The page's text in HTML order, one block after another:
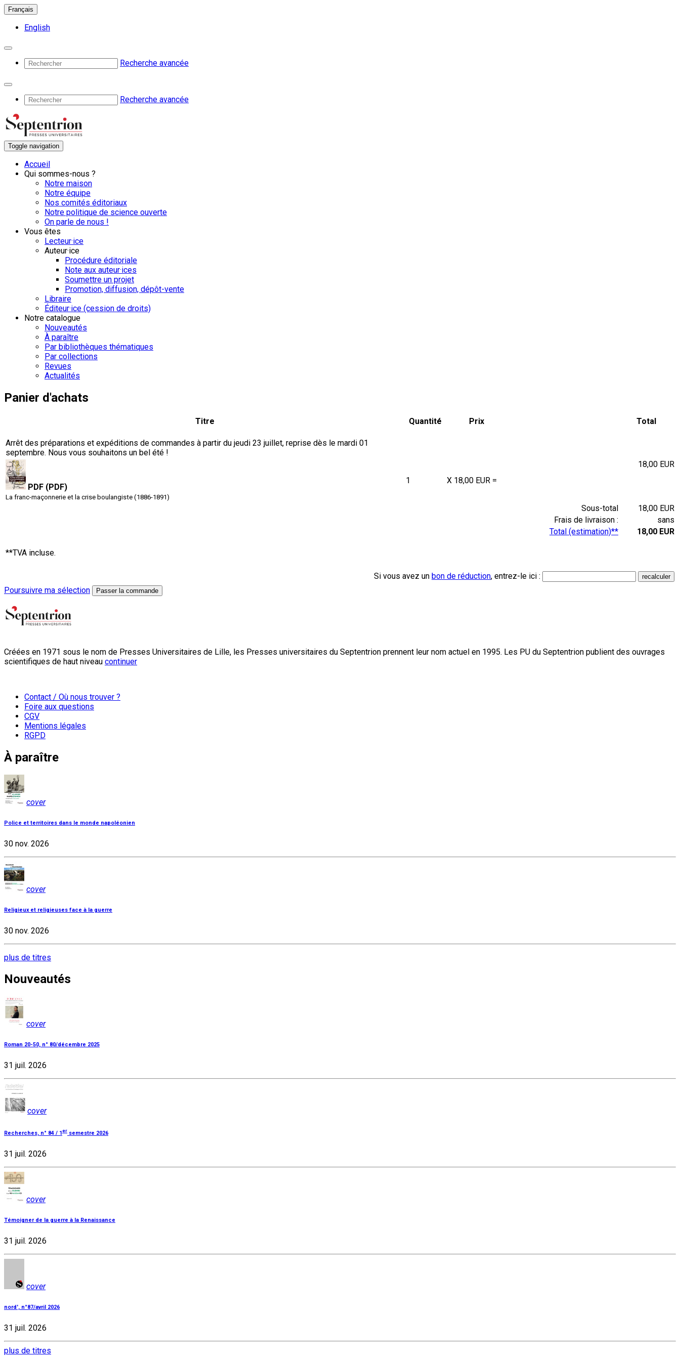
Français
English
Recherche avancée
Recherche avancée
Toggle navigation
Accueil
Qui sommes-nous ?
Notre maison
Notre équipe
Nos comités éditoriaux
Notre politique de science ouverte
On parle de nous !
Vous êtes
Lecteur·ice
Auteur·ice
Procédure éditoriale
Note aux auteur·ices
Soumettre un projet
Promotion, diffusion, dépôt-vente
Libraire
Éditeur·ice (cession de droits)
Notre catalogue
Nouveautés
À paraître
Par bibliothèques thématiques
Par collections
Revues
Actualités
Panier d'achats
Arrêt des préparations et expéditions de commandes à partir du jeudi 23 juillet, reprise dès le mardi 01
septembre. Nous vous souhaitons un bel été !
Titre Quantité Prix Total
PDF (PDF)
La franc-maçonnerie et la crise boulangiste (1886-1891)
1 X 18,00 EUR =
18,00 EUR
Sous-total
18,00 EUR
Frais de livraison :
sans
Total (estimation)**
18,00 EUR
**TVA incluse.
Si vous avez un bon de réduction, entrez-le ici :
Poursuivre ma sélection
Passer la commande
Créées en 1971 sous le nom de Presses Universitaires de Lille, les Presses universitaires du Septentrion prennent leur nom actuel en 1995. Les PU du Septentrion publient des ouvrages
scientifiques de haut niveau continuer
Contact / Où nous trouver ?
Foire aux questions
CGV
Mentions légales
RGPD
À paraître
cover
Police et territoires dans le monde napoléonien
30 nov. 2026
cover
Religieux et religieuses face à la guerre
30 nov. 2026
plus de titres
Nouveautés
cover
Roman 20-50, n° 80/décembre 2025
31 juil. 2026
cover
Recherches, n° 84 / 1er semestre 2026
31 juil. 2026
cover
Témoigner de la guerre à la Renaissance
31 juil. 2026
cover
nord', n°87/avril 2026
31 juil. 2026
plus de titres